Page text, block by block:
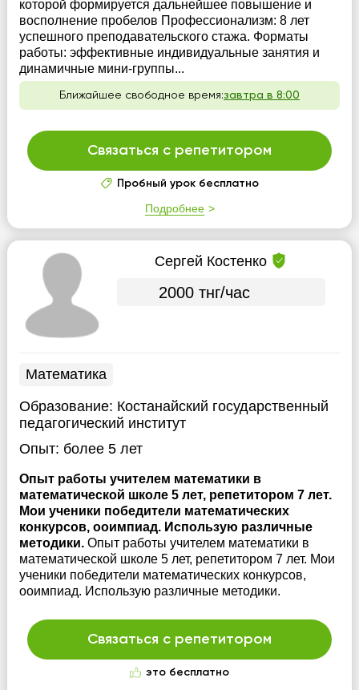
которой формируется дальнейшее повышение и
восполнение пробелов Профессионализм: 8 лет
успешного преподавательского стажа. Форматы
работы: эффективные индивидуальные занятия и
динамичные мини-группы...
Ближайшее свободное время:завтра в 8:00
Связаться с репетитором
Пробный урок бесплатно
Подробнее
Сергей Костенко
2000 тнг/час
Математика
Образование: Костанайский государственный
педагогический институт
Опыт: более 5 лет
Опыт работы учителем математики в
математической школе 5 лет, репетитором 7 лет.
Мои ученики победители математических
конкурсов, ооимпиад. Использую различные
методики. Опыт работы учителем математики в
математической школе 5 лет, репетитором 7 лет. Мои
ученики победители математических конкурсов,
ооимпиад. Использую различные методики.
Связаться с репетитором
это бесплатно